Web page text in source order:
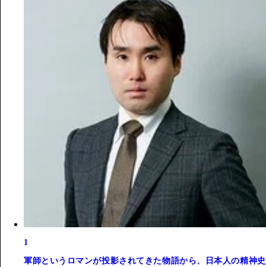
1
軍師というロマンが投影されてきた物語から、日本人の精神史